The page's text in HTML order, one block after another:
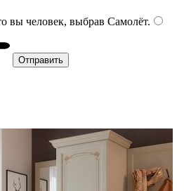
вы человек, выбрав Самолёт.